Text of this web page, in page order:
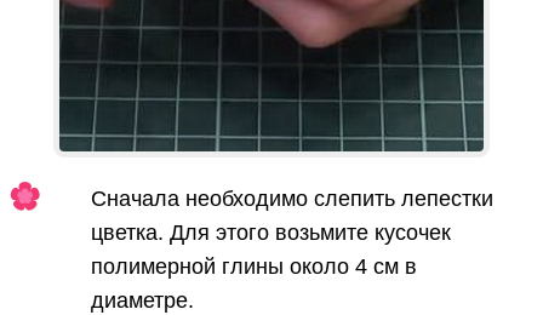
Сначала необходимо слепить лепестки
цветка. Для этого возьмите кусочек
полимерной глины около 4 см в
диаметре.